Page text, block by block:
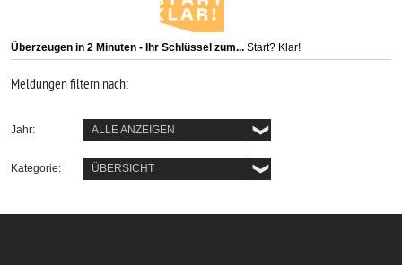
Überzeugen in 2 Minuten - Ihr Schlüssel zum... Start? Klar!
Meldungen filtern nach:
Jahr: ALLE ANZEIGEN
Kategorie: ÜBERSICHT